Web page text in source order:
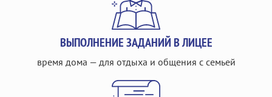
ВЫПОЛНЕНИЕ ЗАДАНИЙ В ЛИЦЕЕ
время дома — для отдыха и общения с семьей